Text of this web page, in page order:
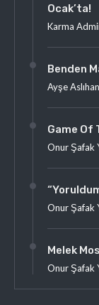
Ocak’ta!
Karma
Benden
Ayşe Aslıhan
Game Of
Onur Şafak
Onur Şafak
Melek
Onur Şafak